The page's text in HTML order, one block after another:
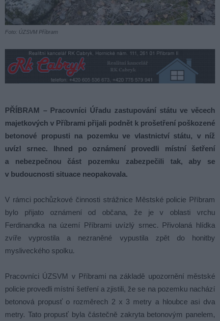
Foto: ÚZSVM Příbram
PŘÍBRAM – Pracovníci Úřadu zastupování státu ve věcech
majetkových v Příbrami přijali podnět k prošetření poškozené
betonové propusti na pozemku ve vlastnictví státu, v níž
uvízl srnec. Ihned po oznámení provedli místní šetření
a nebezpečnou část pozemku zabezpečili tak, aby se
v budoucnosti situace neopakovala.
V rámci pochůzkové činnosti strážnice Městské policie Příbram
bylo přijato oznámení od občana, že je v oblasti vrchu
Ferdinandka na území Příbrami uvízlý srnec. Přivolaná hlídka
zvíře vyprostila a nezraněné vypustila zpět do honitby
mysliveckého spolku.
Pracovníci ÚZSVM v Příbrami na základě upozornění městské
policie provedli místní šetření a zjistili, že se na pozemku nachází
betonová propusť o rozměrech 2 x 3 metry a hloubce asi dva
metry. Tato propusť byla částečně zakryta betonovým panelem,